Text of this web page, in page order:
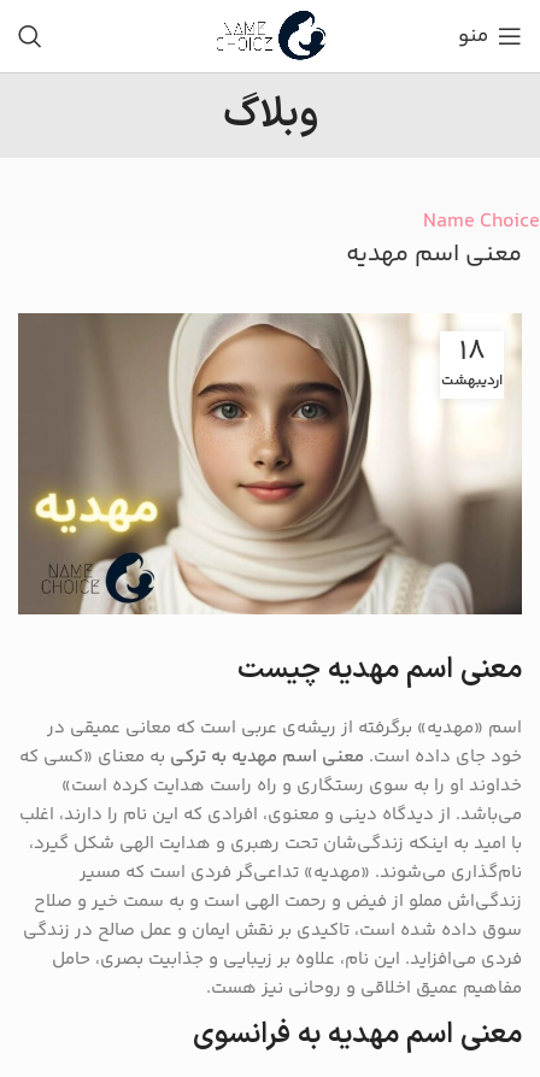
منو
وبلاگ
Name Choice
معنی اسم مهدیه
18
اردیبهشت
معنی اسم مهدیه چیست
اسم «مهدیه» برگرفته از ریشه‌ی عربی است که معانی عمیقی در
خود جای داده است. معنی اسم مهدیه به ترکی به معنای «کسی که
خداوند او را به سوی رستگاری و راه راست هدایت کرده است»
می‌باشد. از دیدگاه دینی و معنوی، افرادی که این نام را دارند، اغلب
با امید به اینکه زندگی‌شان تحت رهبری و هدایت الهی شکل گیرد،
نام‌گذاری می‌شوند. «مهدیه» تداعی‌گر فردی است که مسیر
زندگی‌اش مملو از فیض و رحمت الهی است و به سمت خیر و صلاح
سوق داده شده است، تاکیدی بر نقش ایمان و عمل صالح در زندگی
فردی می‌افزاید. این نام، علاوه بر زیبایی و جذابیت بصری، حامل
مفاهیم عمیق اخلاقی و روحانی نیز هست.
معنی اسم مهدیه به فرانسوی